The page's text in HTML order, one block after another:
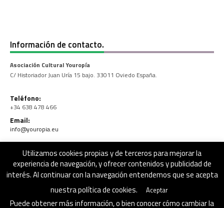
Información de contacto.
Asociación Cultural Youropía
C/ Historiador Juan Uría 15 bajo. 33011 Oviedo España.
Teléfono:
+34 638 478 466
Email:
info@youropia.eu
¿ Quieres comentarnos algo ? Somos todo oídos.
Utilizamos cookies propias y de terceros para mejorar la
experiencia de navegación, y ofrecer contenidos y publicidad de
interés. Al continuar con la navegación entendemos que se acepta
nuestra política de cookies.
Aceptar
Puede obtener más información, o bien conocer cómo cambiar la